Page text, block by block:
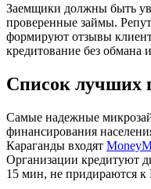
Заемщики должны быть
проверенные займы.
формируют отзывы
кредитование без обмана
Список лучших
Самые надежные
финансирования
Караганды входят
Организации кредитуют
15 мин, не придираются